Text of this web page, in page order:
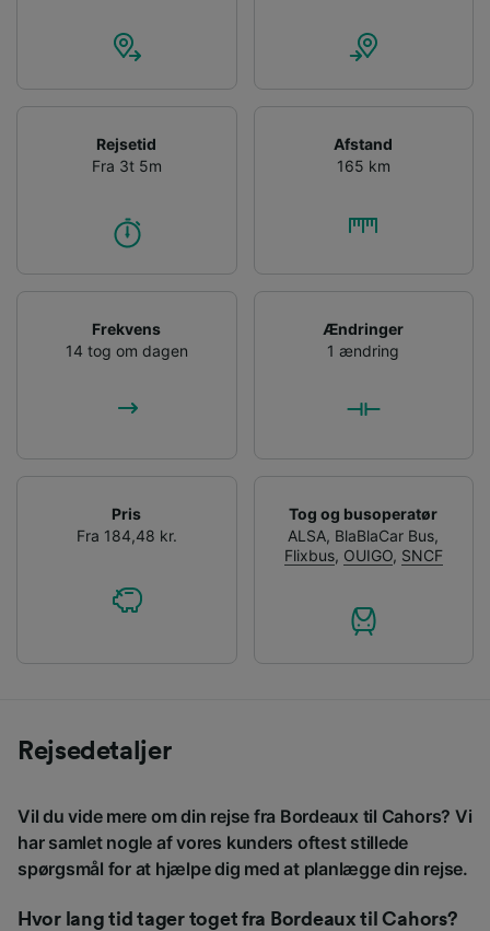
Rejsetid
Fra 3t 5m
Afstand
165 km
Frekvens
14 tog om dagen
Ændringer
1 ændring
Pris
Fra 184,48 kr.
Tog og busoperatør
ALSA, BlaBlaCar Bus,
Flixbus, OUIGO, SNCF
Rejsedetaljer
Vil du vide mere om din rejse fra Bordeaux til Cahors? Vi
har samlet nogle af vores kunders oftest stillede
spørgsmål for at hjælpe dig med at planlægge din rejse.
Hvor lang tid tager toget fra Bordeaux til Cahors?